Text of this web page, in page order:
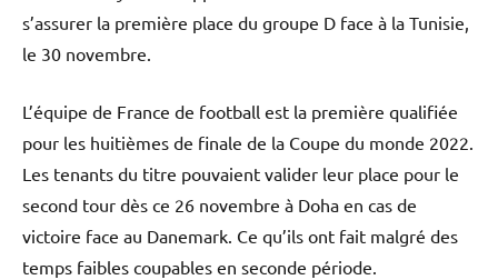
s’assurer la première place du groupe D face à la Tunisie,
le 30 novembre.
L’équipe de France de football est la première qualifiée
pour les huitièmes de finale de la Coupe du monde 2022.
Les tenants du titre pouvaient valider leur place pour le
second tour dès ce 26 novembre à Doha en cas de
victoire face au Danemark. Ce qu’ils ont fait malgré des
temps faibles coupables en seconde période.